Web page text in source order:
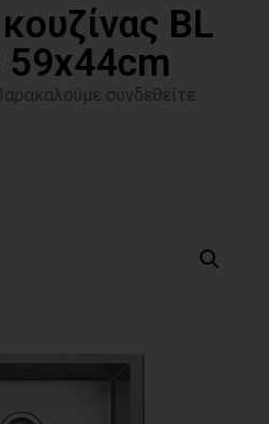
BL
59x44cm
συνδεθείτε.